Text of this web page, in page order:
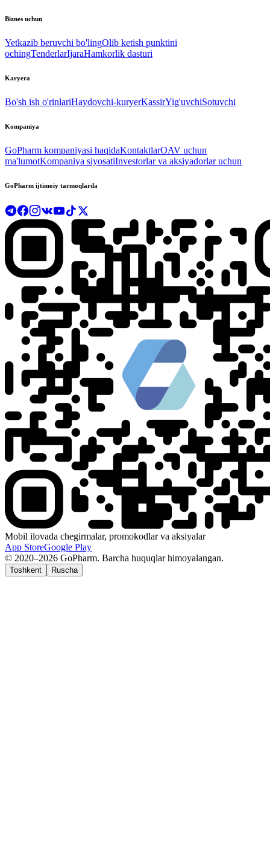
Biznes uchun
Yetkazib beruvchi bo'lingOlib ketish punktini
ochingTenderlarIjaraHamkorlik dasturi
Karyera
Bo'sh ish o'rinlariHaydovchi-kuryerKassirYig'uvchiSotuvchi
Kompaniya
GoPharm kompaniyasi haqidaKontaktlarOAV uchun
ma'lumotKompaniya siyosatiInvestorlar va aksiyadorlar uchun
GoPharm ijtimoiy tarmoqlarda
Mobil ilovada chegirmalar, promokodlar va aksiyalar
App StoreGoogle Play
© 2020–2026 GoPharm. Barcha huquqlar himoyalangan.
Toshkent Ruscha